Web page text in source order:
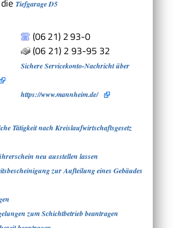
Tiefgarage D5
(0621) 293-0
(06 21) 2 93-95 32
Sichere Servicekonto-Nachricht über
https://www.mannheim.de/
Tätigkeit nach Kreislaufwirtschaftsgesetz
neu ausstellen lassen
zur Aufteilung eines Gebäudes
zum Schichtbetrieb beantragen